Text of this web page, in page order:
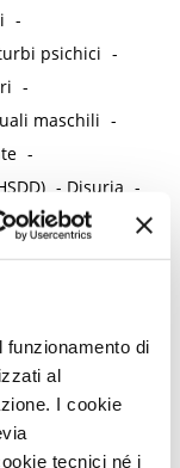
di
al
I cookie
tecnici né i
-
psichici -
-
maschili -
-
- Disuria -
-Dolore
-
neuromuscolare -
Dolore nociplastico
-